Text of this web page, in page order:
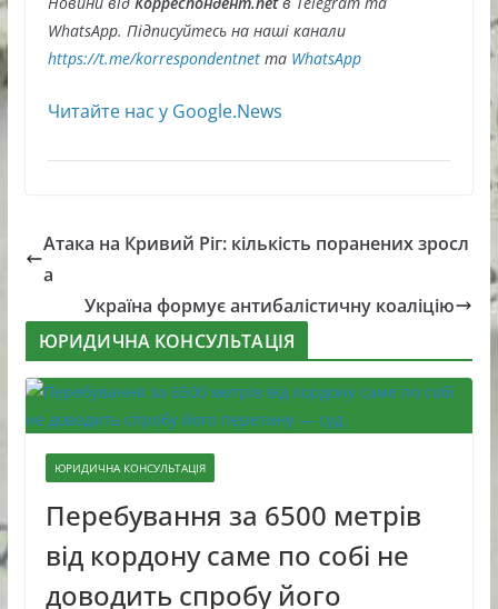
WhatsApp. Підписуйтесь на наші канали
https://t.me/korrespondentnetта WhatsApp
Читайте нас у Google.News
Атака на Кривий Ріг: кількість поранених зросл
а
Україна формує антибалістичну коаліцію
ЮРИДИЧНА КОНСУЛЬТАЦІЯ
ЮРИДИЧНА КОНСУЛЬТАЦІЯ
Перебування за 6500 метрів
від кордону саме по собі не
доводить спробу його